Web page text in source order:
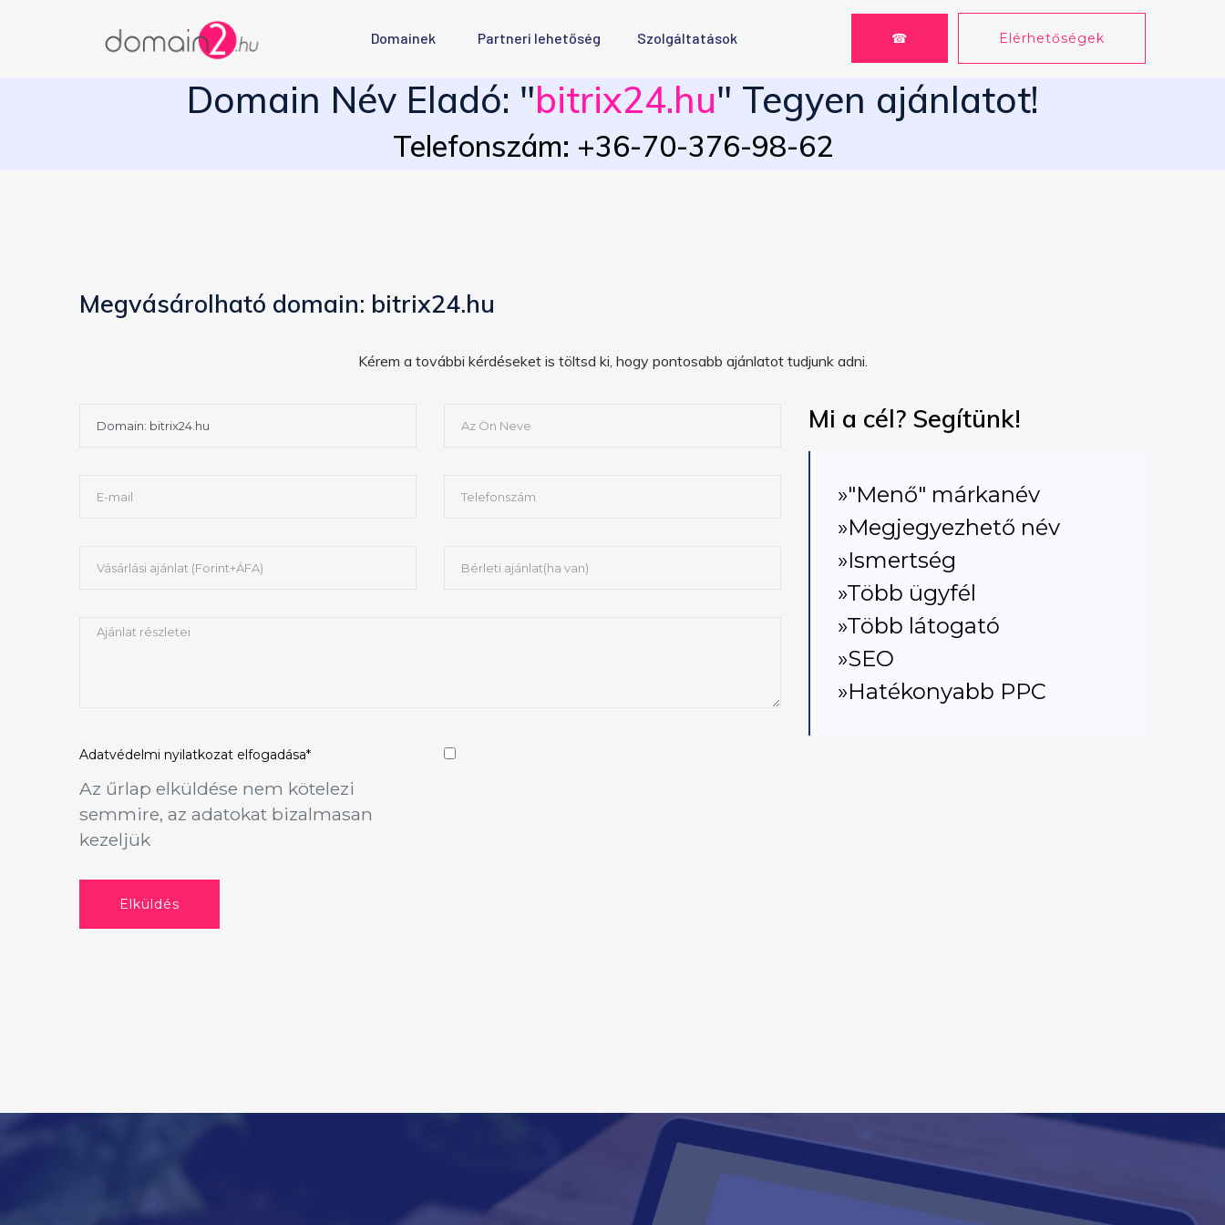
Domainek Partneri lehetőség Szolgáltatások ☎ Elérhetőségek
Domain Név Eladó: "bitrix24.hu" Tegyen ajánlatot!
Telefonszám: +36-70-376-98-62
Megvásárolható domain: bitrix24.hu
Kérem a további kérdéseket is töltsd ki, hogy pontosabb ajánlatot tudjunk adni.
Adatvédelmi nyilatkozat elfogadása*
Az űrlap elküldése nem kötelezi
semmire, az adatokat bizalmasan
kezeljük
Elküldés
Mi a cél? Segítünk!
»"Menő" márkanév
»Megjegyezhető név
»Ismertség
»Több ügyfél
»Több látogató
»SEO
»Hatékonyabb PPC